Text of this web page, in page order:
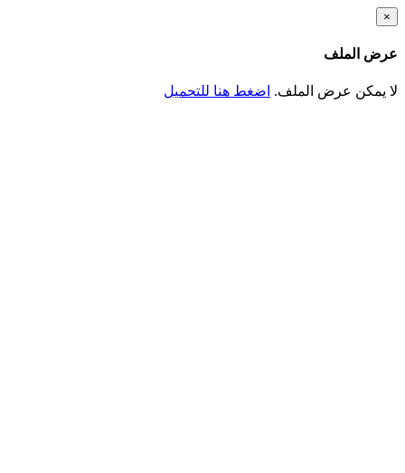
تجاوز
المحتوى
الرئيسي
×
عرض الملف
لا يمكن عرض الملف. اضغط هنا للتحميل